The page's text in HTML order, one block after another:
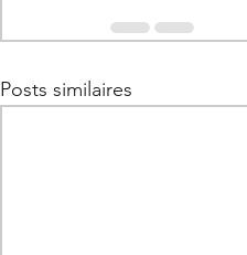
Posts similaires